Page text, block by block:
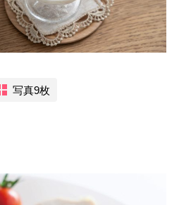
写真9枚